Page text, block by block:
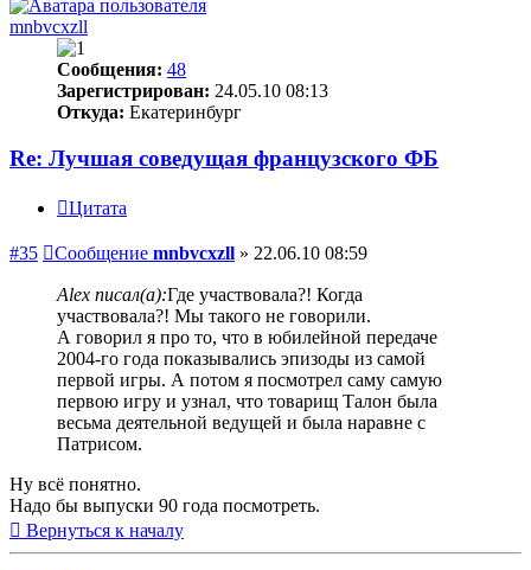
mnbvcxzll
Сообщения: 48
Зарегистрирован: 24.05.10 08:13
Откуда: Екатеринбург
Re: Лучшая соведущая французского ФБ
Цитата
#35 Сообщение mnbvcxzll » 22.06.10 08:59
Alex писал(а):Где участвовала?! Когда
участвовала?! Мы такого не говорили.
А говорил я про то, что в юбилейной передаче
2004-го года показывались эпизоды из самой
первой игры. А потом я посмотрел саму самую
первою игру и узнал, что товарищ Талон была
весьма деятельной ведущей и была наравне с
Патрисом.
Ну всё понятно.
Надо бы выпуски 90 года посмотреть.
Вернуться к началу